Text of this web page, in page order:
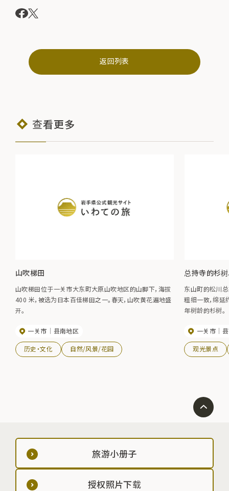
返回列表
查看更多
山吹梯田
山吹梯田位于一关市大东町大原山吹地区的山脚下，海拔
400 米，被选为日本百佳梯田之一。春天，山吹黄花遍地盛
开。
一关市 县南地区
历史・文化 自然/风景/花园
总持寺的杉树
东山町的松川
粗细一致，绵延
年树龄的杉树。
一关市
观光景点
旅游小册子
授权照片下载